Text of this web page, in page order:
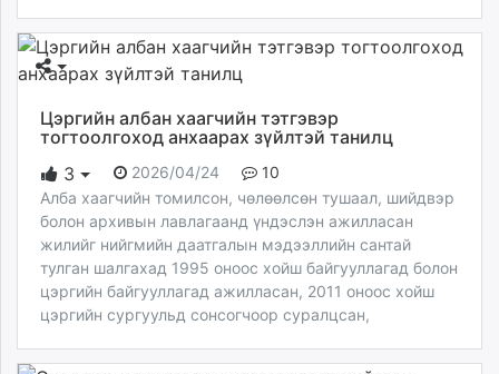
Цэргийн албан хаагчийн тэтгэвэр
тогтоолгоход анхаарах зүйлтэй танилц
3
2026/04/24
10
Алба хаагчийн томилсон, чөлөөлсөн тушаал, шийдвэр
болон архивын лавлагаанд үндэслэн ажилласан
жилийг нийгмийн даатгалын мэдээллийн сантай
тулган шалгахад 1995 оноос хойш байгууллагад болон
цэргийн байгууллагад ажилласан, 2011 оноос хойш
цэргийн сургуульд сонсогчоор суралцсан,